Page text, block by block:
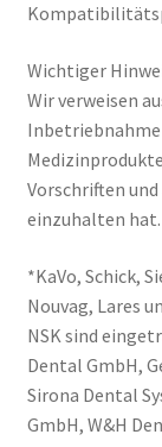
Wichtiger
Wir verweisen
Inbetriebnahme
Vorschriften und
einzuhalten hat.
*KaVo, Schick,
Nouvag, Lares
NSK sind
Dental GmbH,
Sirona Dental
GmbH, W&H